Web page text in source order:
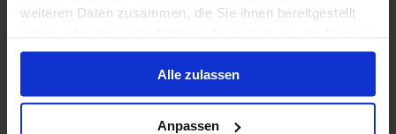
weiteren Daten zusammen, die Sie ihnen bereitgestellt
gesammelt haben.
Alle zulassen
Anpassen
Caribbean vanaf Miami, Verenigde Staten met de
Celebrity Beyond